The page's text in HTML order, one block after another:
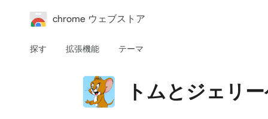
chrome ウェブストア
探す 拡張機能 テーマ
トムとジェリ